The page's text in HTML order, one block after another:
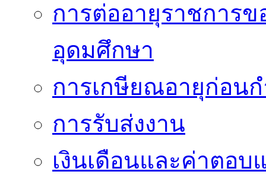
การต่ออายุราชการ
อุดมศึกษา
การเกษียณอายุก่อน
การรับส่งงาน
เงินเดือนและค่าตอบ